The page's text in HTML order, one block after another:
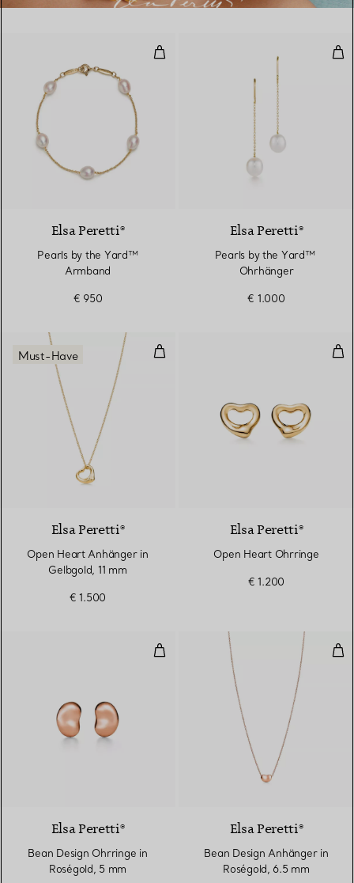
Pearls by the Yard™ Armband
Elsa Peretti®
Pearls by the Yard™
Armband
€ 950
Elsa Peretti®
Pearls by the Yard™ ​​
Ohrhänger
€ 1.000
Open Heart Anhänger in
Must-Have
Elsa Peretti®
Open Heart Anhänger in
Gelbgold, 11 mm
€ 1.500
Elsa Peretti®
Open Heart Ohrringe
€ 1.200
Bean Design Ohrringe in
2 Materialien
Elsa Peretti®
Bean Design Ohrringe in
Roségold, 5 mm
Elsa Peretti®
Bean Design Anhänger in
Roségold, 6.5 mm